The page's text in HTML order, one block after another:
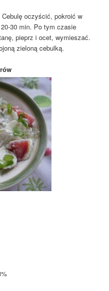
oczyścić, pokroić w
30 min. Po tym czasie
pieprz i ocet, wymieszać.
zieloną cebulką.